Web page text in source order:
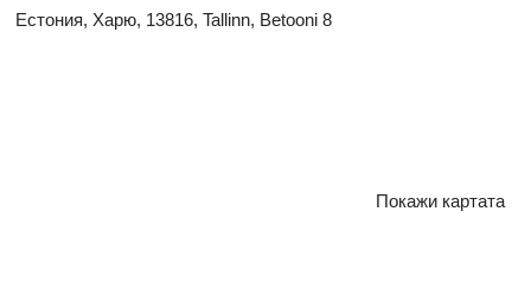
Естония, Харю, 13816, Tallinn, Betooni 8
Покажи картата